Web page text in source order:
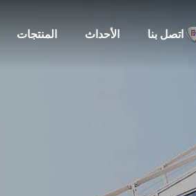
المنتجات الأحداث اتصل بنا